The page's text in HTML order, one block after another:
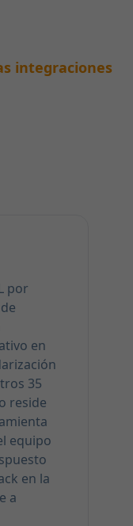
integraciones
por
en
35
reside
equipo
en la
a